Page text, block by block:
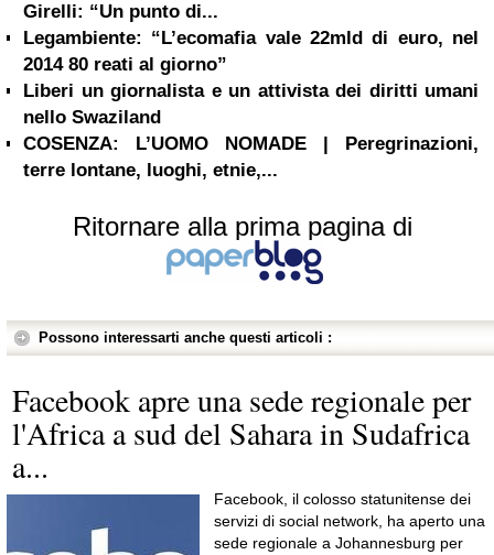
Girelli: “Un punto di...
Legambiente: “L’ecomafia vale 22mld di euro, nel
2014 80 reati al giorno”
Liberi un giornalista e un attivista dei diritti umani
nello Swaziland
COSENZA: L’UOMO NOMADE | Peregrinazioni,
terre lontane, luoghi, etnie,...
Ritornare alla prima pagina di
Possono interessarti anche questi articoli :
Facebook apre una sede regionale per
l'Africa a sud del Sahara in Sudafrica
a...
Facebook, il colosso statunitense dei
servizi di social network, ha aperto una
sede regionale a Johannesburg per